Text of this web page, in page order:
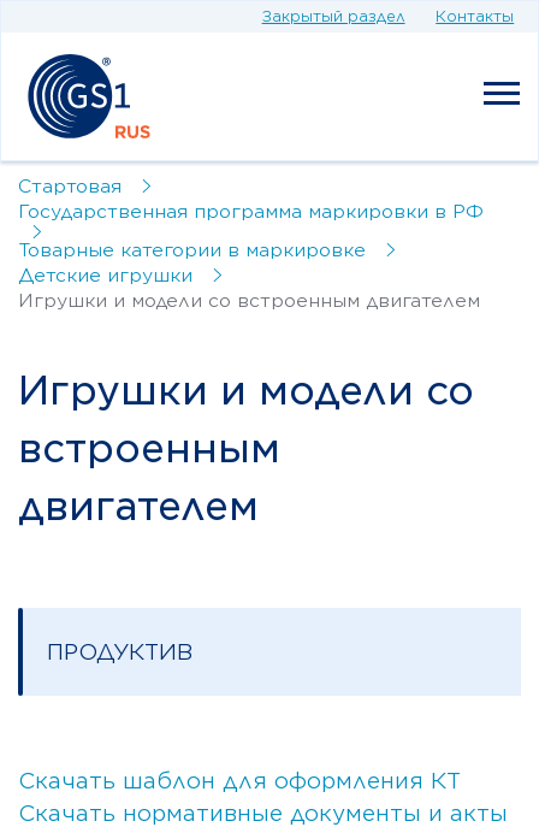
Закрытый раздел Контакты
Стартовая
Государственная программа маркировки в РФ
Товарные категории в маркировке
Детские игрушки
Игрушки и модели со встроенным двигателем
Игрушки и модели со
встроенным
двигателем
ПРОДУКТИВ
Скачать шаблон для оформления КТ
Скачать нормативные документы и акты